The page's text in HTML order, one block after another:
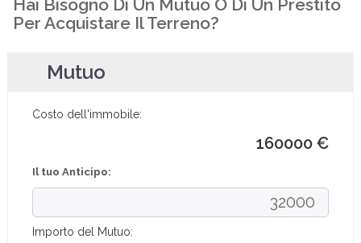
Hai Bisogno Di Un Mutuo O Di Un Prestito
Per Acquistare Il Terreno?
Mutuo
Costo dell'immobile:
160000 €
Il tuo Anticipo:
Importo del Mutuo: